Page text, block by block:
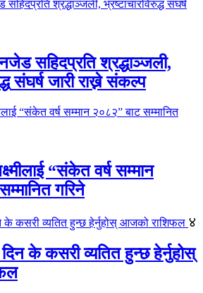
सहिदप्रति श्रद्धाञ्जली,
संघर्ष जारी राख्ने संकल्प
“संकेत वर्ष सम्मान
गरिने
४
के कसरी व्यतित हुन्छ हेर्नुहोस्